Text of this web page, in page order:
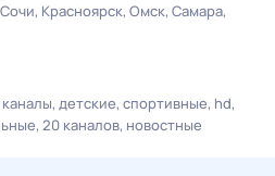
Сочи Красноярск Омск Самара
детские спортивные hd
20 каналов новостные